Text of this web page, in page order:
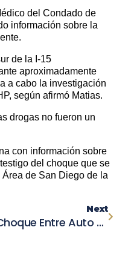
del Condado de
información sobre la
de la I-15
aproximadamente
a cabo la investigación
según afirmó Matias.
drogas no fueron un
con información sobre
del choque que se
de San Diego de la
Next
Choque Entre Auto De Policía Y Vehículo Particular Deja A Mujer Herida En El Este De Memphis